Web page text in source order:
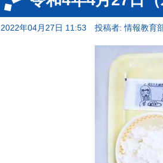
2022年04月27日 11:53 投稿者: 情報教育